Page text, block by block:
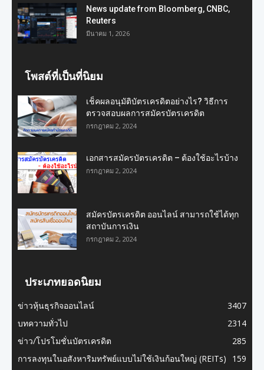
News update from Bloomberg, CNBC,
Reuters
มีนาคม 1, 2026
โพสต์ที่เป็นที่นิยม
เช็คผลอนุมัติบัตรเครดิตอย่างไร? วิธีการ
ตรวจสอบผลการสมัครบัตรเครดิต
กรกฎาคม 2, 2024
เอกสารสมัครบัตรเครดิต – ต้องใช้อะไรบ้าง
กรกฎาคม 2, 2024
สมัครบัตรเครดิต ออนไลน์ สามารถใช้ได้ทุก
สถาบันการเงิน
กรกฎาคม 2, 2024
ประเภทยอดนิยม
ข่าวหุ้นธุรกิจออนไลน์
3407
บทความทั่วไป
2314
ข่าว/โปรโมชั่นบัตรเครดิต
285
การลงทุนในอสังหาริมทรัพย์แบบไม่ใช้เงินก้อนใหญ่ (REITs)
159